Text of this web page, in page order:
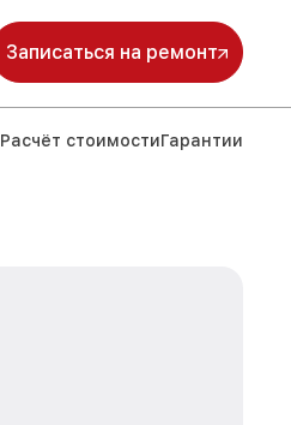
Записаться на ремонт
Расчёт стоимостиГарантии